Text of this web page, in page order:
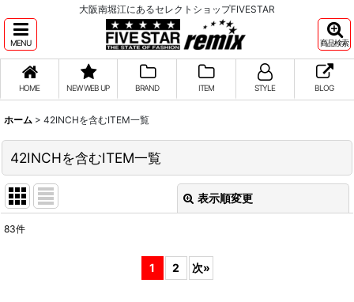
大阪南堀江にあるセレクトショップFIVESTAR
MENU 商品検索
HOME NEW WEB UP BRAND ITEM STYLE BLOG
ホーム > 42INCHを含むITEM一覧
42INCHを含むITEM一覧
表示順変更
83件
1 2 次»